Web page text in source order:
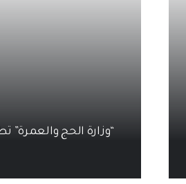
“وزارة الحج والعمرة”